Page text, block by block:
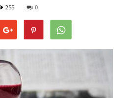
255 0